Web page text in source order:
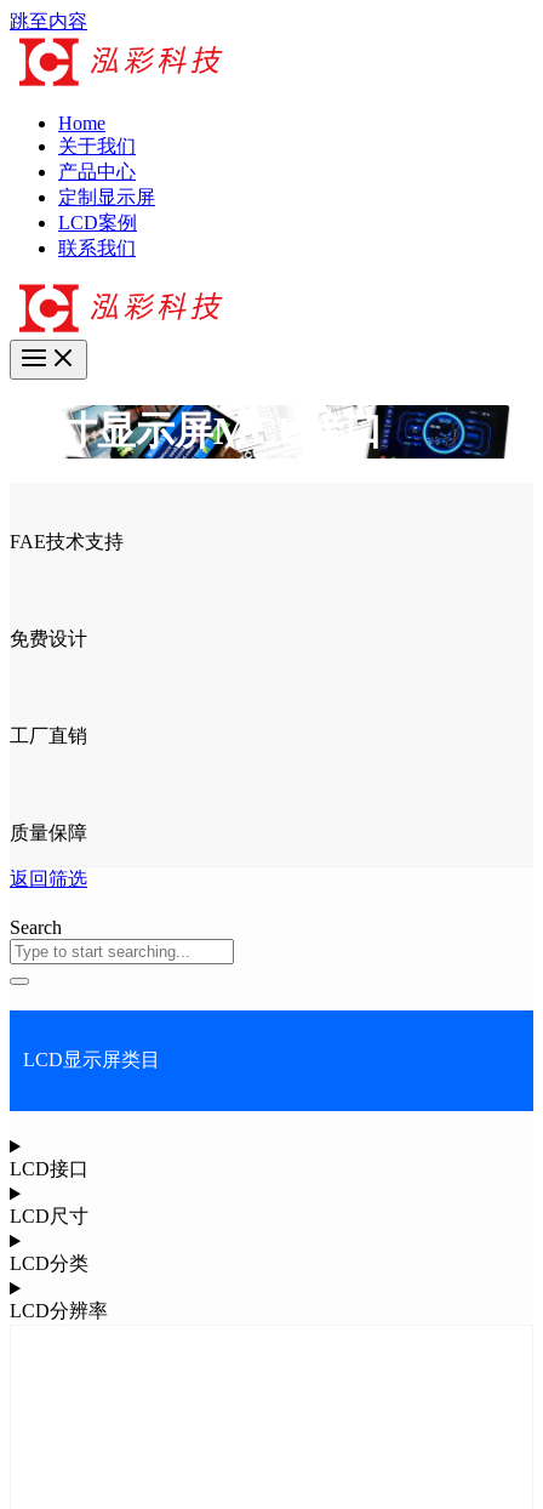
跳至内容
Home
关于我们
产品中心
定制显示屏
LCD案例
联系我们
3.2寸显示屏MCU接口
FAE技术支持
免费设计
工厂直销
质量保障
返回筛选
Search
LCD显示屏类目
LCD接口
LCD尺寸
LCD分类
LCD分辨率